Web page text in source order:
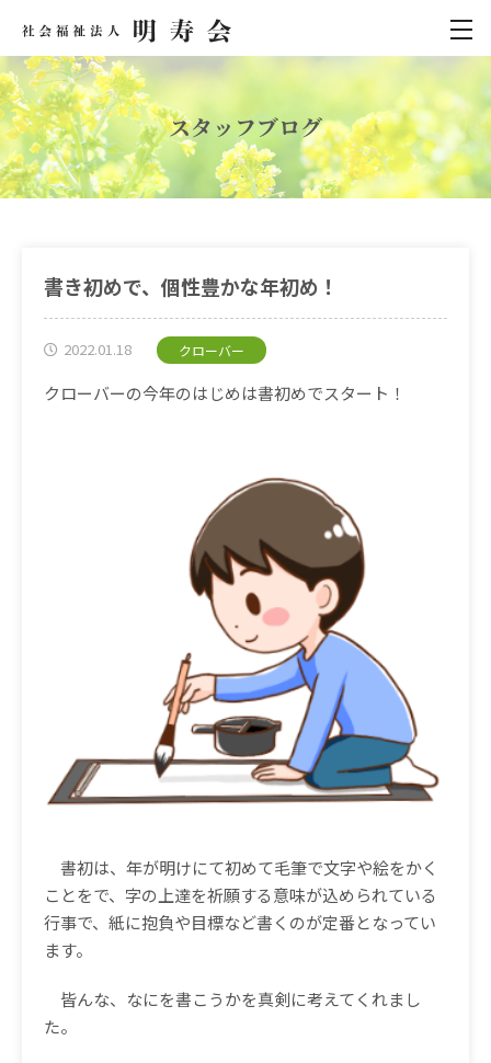
スタッフブログ
書き初めで、個性豊かな年初め！
2022.01.18 クローバー
クローバーの今年のはじめは書初めでスタート！
書初は、年が明けにて初めて毛筆で文字や絵をかく
ことをで、字の上達を祈願する意味が込められている
行事で、紙に抱負や目標など書くのが定番となってい
ます。
皆んな、なにを書こうかを真剣に考えてくれまし
た。